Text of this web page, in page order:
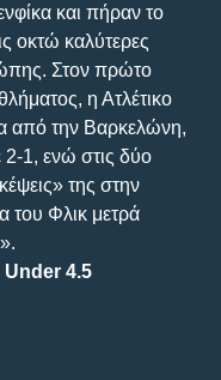
και πήραν το
οκτώ καλύτερες
Στον πρώτο
η Ατλέτικο
από την Βαρκελώνη,
2-1, ενώ στις δύο
της στην
του Φλικ μετρά
Under 4.5